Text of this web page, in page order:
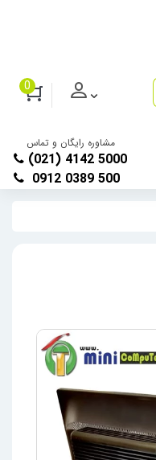
0
مشاوره رایگان و تماس
(021) 4142 5000
0912 0389 500